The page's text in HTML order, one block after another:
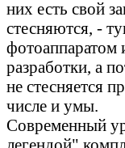
них есть свой
стесняются, -
фотоаппаратом
разработки, а
не стесняется
числе и умы.
Современный